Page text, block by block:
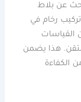
عن بلاط
رخام في
القياسات
هذا يضمن
الكفاءة